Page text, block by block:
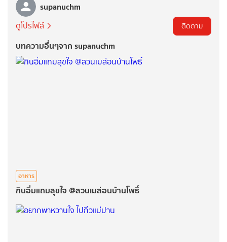
supanuchm
ดูโปรไฟล์ ติดตาม
บทความอื่นๆจาก supanuchm
อาหาร
กินอิ่มแถมสุขใจ @สวนเมล่อนบ้านโพธิ์